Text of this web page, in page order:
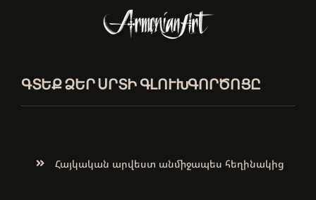
ԳՏԵՔ ՁԵՐ ՍՐՏԻ ԳԼՈՒԽԳՈՐԾՈՑԸ
Հայկական արվեստ անմիջապես հեղինակից